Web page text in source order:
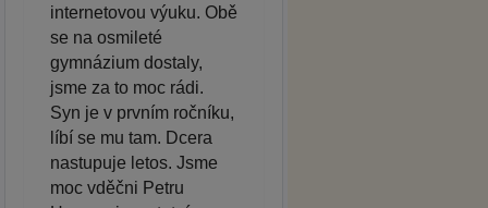
internetovou výuku. Obě
se na osmileté
gymnázium dostaly,
jsme za to moc rádi.
Syn je v prvním ročníku,
líbí se mu tam. Dcera
nastupuje letos. Jsme
moc vděčni Petru